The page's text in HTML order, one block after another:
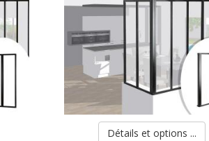
Détails et options ...